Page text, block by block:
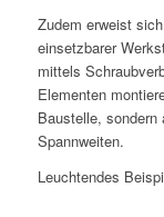
Zudem erweist
einsetzbarer
mittels
Elementen
Baustelle, sondern
Spannweiten.
Leuchtendes